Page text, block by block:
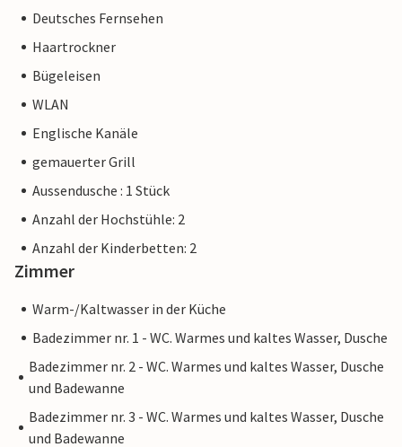
Deutsches Fernsehen
Haartrockner
Bügeleisen
WLAN
Englische Kanäle
gemauerter Grill
Aussendusche : 1 Stück
Anzahl der Hochstühle: 2
Anzahl der Kinderbetten: 2
Zimmer
Warm-/Kaltwasser in der Küche
Badezimmer nr. 1 - WC. Warmes und kaltes Wasser, Dusche
Badezimmer nr. 2 - WC. Warmes und kaltes Wasser, Dusche
und Badewanne
Badezimmer nr. 3 - WC. Warmes und kaltes Wasser, Dusche
und Badewanne